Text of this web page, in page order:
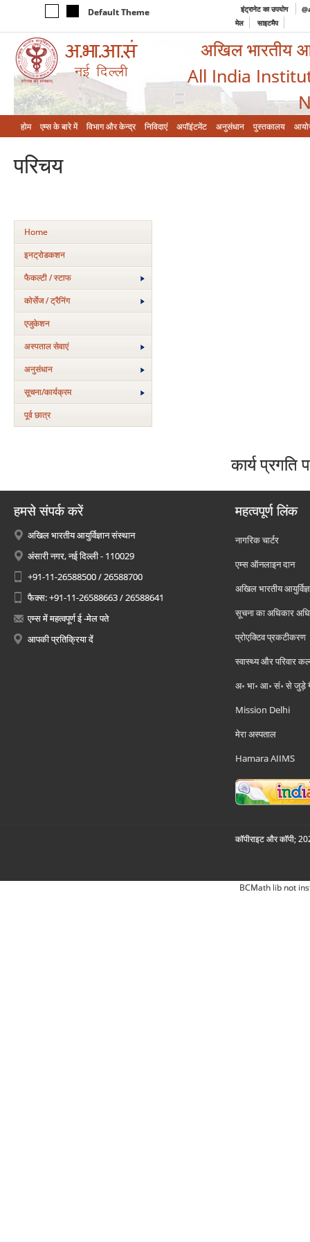
Default Theme इंट्रानेट का उपयोग
मेल
साइटमैप
अखिल भारतीय
All India
होम एम्‍स के बारे में विभाग और केन्‍द्र निविदाएं अपॉइंटमेंट अनुसंधान पुस्तकालय
परिचय
Home
इनट्रोडकशन
फैकल्टी / स्टाफ
कोर्सेज / ट्रैनिंग
एजुकेशन
अस्‍पताल सेवाएं
अनुसंधान
सूचना/कार्यक्रम
पूर्व छात्र
कार्य प्रगति
हमसे संपर्क करें
अखिल भारतीय आयुर्विज्ञान संस्थान
अंसारी नगर, नई दिल्ली - 110029
+91-11-26588500 / 26588700
फैक्स: +91-11-26588663 / 26588641
एम्स में महत्वपूर्ण ई -मेल पते
आपकी प्रतिक्रिया दें
महत्वपूर्ण लिंक
नागरिक चार्टर
एम्स ऑनलाइन दान
अखिल भारतीय
सूचना का अधिकार
प्रोएक्टिव प्रकटीकरण
स्वास्थ्य और परिवार
अ॰ भा॰ आ॰ सं॰ से जुड़े
Mission Delhi
मेरा अस्पताल
Hamara AIIMS
कॉपीराइट और कॉपी;
BCMath lib not